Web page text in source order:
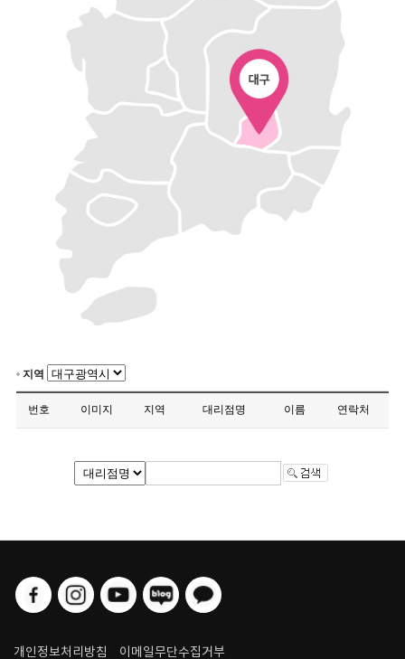
지역
번호 이미지 지역 대리점명 이름 연락처
개인정보처리방침 이메일무단수집거부